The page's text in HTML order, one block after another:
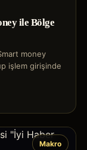
ile Bölge
money
işlem girişinde
Makro